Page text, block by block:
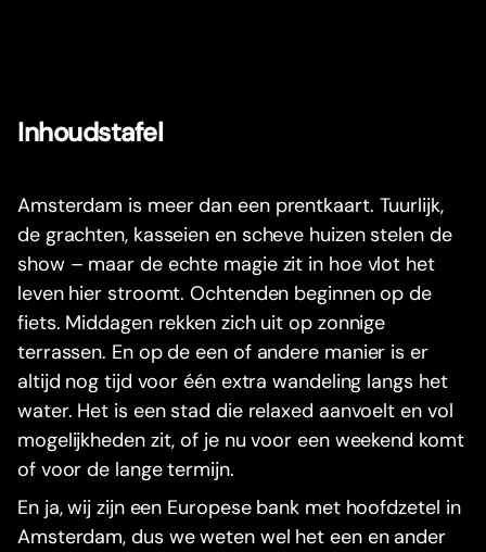
Inhoudstafel
Amsterdam is meer dan een prentkaart. Tuurlijk,
de grachten, kasseien en scheve huizen stelen de
show – maar de echte magie zit in hoe vlot het
leven hier stroomt. Ochtenden beginnen op de
fiets. Middagen rekken zich uit op zonnige
terrassen. En op de een of andere manier is er
altijd nog tijd voor één extra wandeling langs het
water. Het is een stad die relaxed aanvoelt en vol
mogelijkheden zit, of je nu voor een weekend komt
of voor de lange termijn.
En ja, wij zijn een Europese bank met hoofdzetel in
Amsterdam, dus we weten wel het een en ander